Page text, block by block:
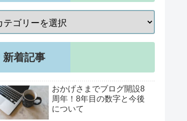
新着記事
おかげさまでブログ開設8
周年！8年目の数字と今後
について